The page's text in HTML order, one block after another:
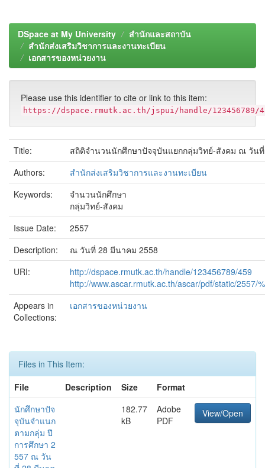
DSpace at My University
สำนักและสถาบัน
สำนักส่งเสริมวิชาการและงานทะเบียน
เอกสารของหน่วยงาน
Please use this identifier to cite or link to this item:
https://dspace.rmutk.ac.th/jspui/handle/123456789/
Title:
สถิติจำนวนนักศึกษาปัจจุบันแยกกลุ่มวิทย์-สังคม ณ วัน
Authors:
สำนักส่งเสริมวิชาการและงานทะเบียน
Keywords:
จำนวนนักศึกษา
กลุ่มวิทย์-สังคม
Issue Date:
2557
Description:
ณ วันที่ 28 มีนาคม 2558
URI:
http://dspace.rmutk.ac.th/handle/123456789/459
http://www.ascar.rmutk.ac.th/ascar/pdf/static/2557/
Appears in
Collections:
เอกสารของหน่วยงาน
Files in This Item:
File
Description Size
Format
นักศึกษาปัจ
จุบันจำแนก
ตามกลุ่ม ปี
การศึกษา 2
557 ณ วัน
182.77
kB
Adobe
PDF
View/Open